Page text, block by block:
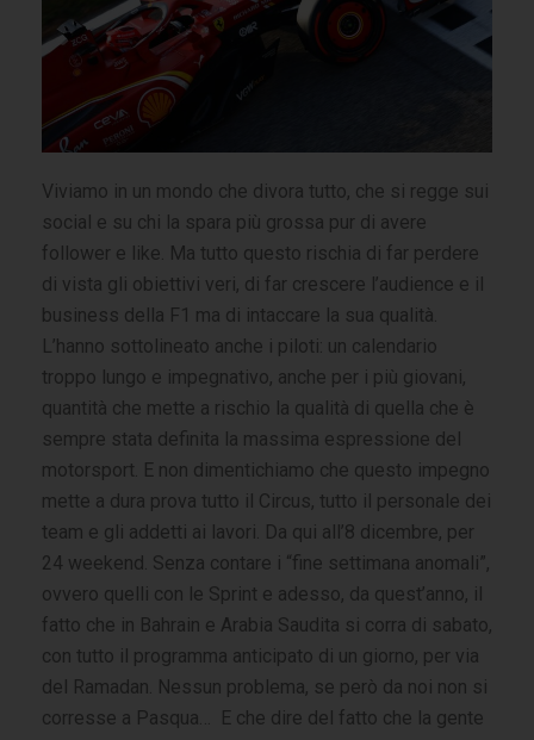
Viviamo in un mondo che divora tutto, che si regge sui
social e su chi la spara più grossa pur di avere
follower e like. Ma tutto questo rischia di far perdere
di vista gli obiettivi veri, di far crescere l’audience e il
business della F1 ma di intaccare la sua qualità.
L’hanno sottolineato anche i piloti: un calendario
troppo lungo e impegnativo, anche per i più giovani,
quantità che mette a rischio la qualità di quella che è
sempre stata definita la massima espressione del
motorsport. E non dimentichiamo che questo impegno
mette a dura prova tutto il Circus, tutto il personale dei
team e gli addetti ai lavori. Da qui all’8 dicembre, per
24 weekend. Senza contare i “fine settimana anomali”,
ovvero quelli con le Sprint e adesso, da quest’anno, il
fatto che in Bahrain e Arabia Saudita si corra di sabato,
con tutto il programma anticipato di un giorno, per via
del Ramadan. Nessun problema, se però da noi non si
corresse a Pasqua… E che dire del fatto che la gente